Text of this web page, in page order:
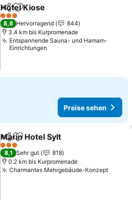
TeilenZu Favoriten hinzufügen
Hotel Kiose
3 Sterne
8,8 Hervorragend
844
3.4 km bis Kurpromenade
Entspannende Sauna- und Hamam-
Einrichtungen
Preise sehen
TeilenZu Favoriten hinzufügen
Marin Hotel Sylt
3 Sterne
8,1 Sehr gut
818
0.2 km bis Kurpromenade
Charmantes Mehrgebäude-Konzept